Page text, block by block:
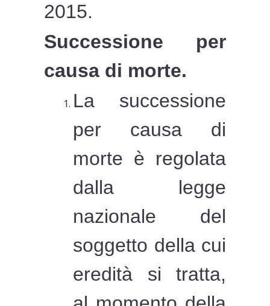
2015.
Successione per
causa di morte.
La successione
per causa di
morte è regolata
dalla legge
nazionale del
soggetto della cui
eredità si tratta,